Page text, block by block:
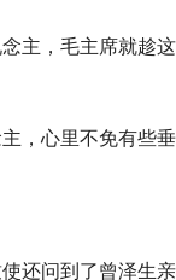
主，毛主席就趁这
，心里不免有些垂
还问到了曾泽生亲